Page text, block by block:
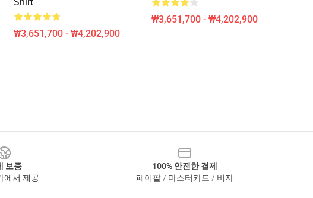
₩3,651,700 - ₩4,202,900
₩3,651,700 - ₩4,202,900
보증
에서 제공
100% 안전한 결제
페이팔 / 마스터카드 / 비자